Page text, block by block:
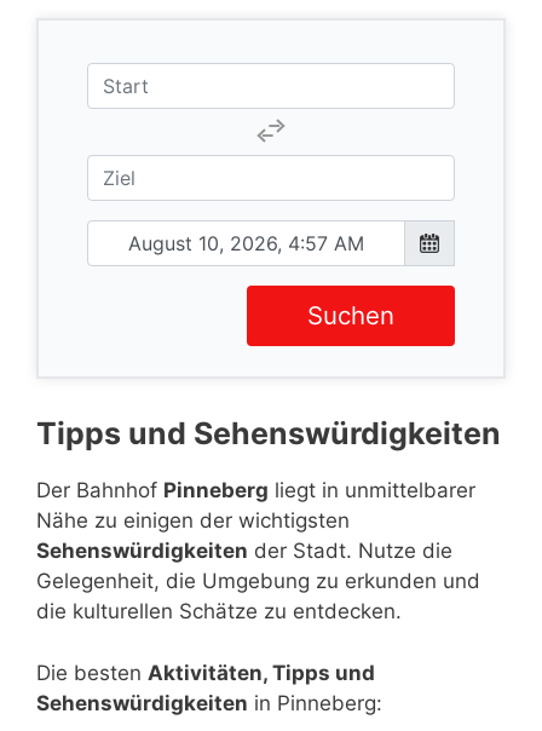
Suchen
Tipps und Sehenswürdigkeiten
Der Bahnhof Pinneberg liegt in unmittelbarer
Nähe zu einigen der wichtigsten
Sehenswürdigkeiten der Stadt. Nutze die
Gelegenheit, die Umgebung zu erkunden und
die kulturellen Schätze zu entdecken.
Die besten Aktivitäten, Tipps und
Sehenswürdigkeiten in Pinneberg: